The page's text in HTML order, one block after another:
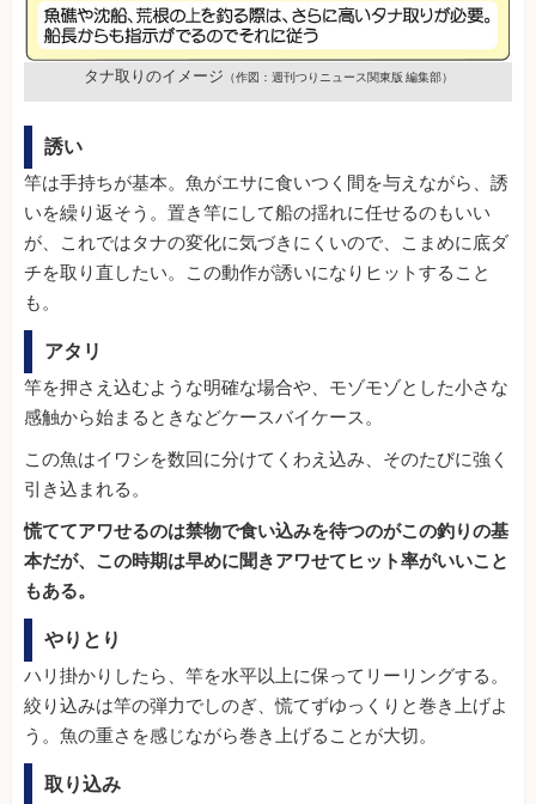
タナ取りのイメージ （作図：週刊つりニュース関東版 編集部）
誘い
竿は手持ちが基本。魚がエサに食いつく間を与えながら、誘
いを繰り返そう。置き竿にして船の揺れに任せるのもいい
が、これではタナの変化に気づきにくいので、こまめに底ダ
チを取り直したい。この動作が誘いになりヒットすること
も。
アタリ
竿を押さえ込むような明確な場合や、モゾモゾとした小さな
感触から始まるときなどケースバイケース。
この魚はイワシを数回に分けてくわえ込み、そのたびに強く
引き込まれる。
慌ててアワせるのは禁物で食い込みを待つのがこの釣りの基
本だが、この時期は早めに聞きアワせてヒット率がいいこと
もある。
やりとり
ハリ掛かりしたら、竿を水平以上に保ってリーリングする。
絞り込みは竿の弾力でしのぎ、慌てずゆっくりと巻き上げよ
う。魚の重さを感じながら巻き上げることが大切。
取り込み